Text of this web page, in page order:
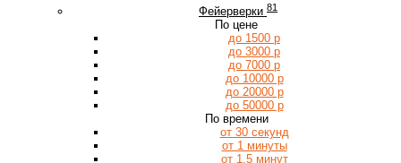
Фейерверки 81
По цене
до 1500 р
до 3000 р
до 7000 р
до 10000 р
до 20000 р
до 50000 р
По времени
от 30 секунд
от 1 минуты
от 1.5 минут